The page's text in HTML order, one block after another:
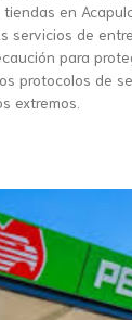
en
servicios de
para
protocolos de
extremos.